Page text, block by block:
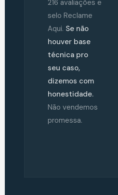
216 avaliações e
selo Reclame
Aqui. Se não
houver base
técnica pro
seu caso,
dizemos com
honestidade.
Não vendemos
promessa.